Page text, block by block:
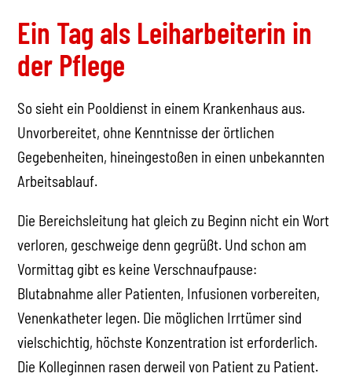
Ein Tag als Leiharbeiterin in
der Pflege
So sieht ein Pooldienst in einem Krankenhaus aus.
Unvorbereitet, ohne Kenntnisse der örtlichen
Gegebenheiten, hineingestoßen in einen unbekannten
Arbeitsablauf.
Die Bereichsleitung hat gleich zu Beginn nicht ein Wort
verloren, geschweige denn gegrüßt. Und schon am
Vormittag gibt es keine Verschnaufpause:
Blutabnahme aller Patienten, Infusionen vorbereiten,
Venenkatheter legen. Die möglichen Irrtümer sind
vielschichtig, höchste Konzentration ist erforderlich.
Die Kolleginnen rasen derweil von Patient zu Patient.